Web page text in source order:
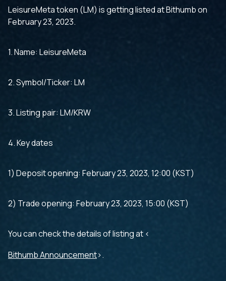
LeisureMeta token (LM) is getting listed at Bithumb on
February 23, 2023.
1. Name: LeisureMeta
2. Symbol/Ticker: LM
3. Listing pair: LM/KRW
4. Key dates
1) Deposit opening: February 23, 2023, 12:00 (KST)
2) Trade opening: February 23, 2023, 15:00 (KST)
You can check the details of listing at <
Bithumb Announcement>.